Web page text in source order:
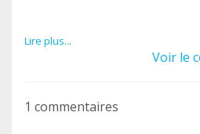
En Diciembre de 2016 el
hoy mismo queremos
trabajar tanto físicamente
Lire plus...
Voir le
1 commentaires